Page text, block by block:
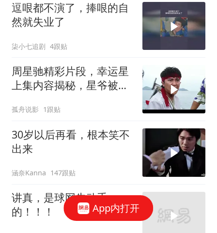
逗哏都不演了，捧哏的自
然就失业了
柒小七追剧 4跟贴
周星驰精彩片段，幸运星
上集内容揭秘，星爷被黑
孤舟说影 1跟贴
30岁以后再看，根本笑不
出来
涵奈Kanna 147跟贴
讲真，是球网先动手
的！！！
App内打开